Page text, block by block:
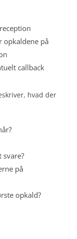
opkaldene på
callback
hvad der
på
opkald?